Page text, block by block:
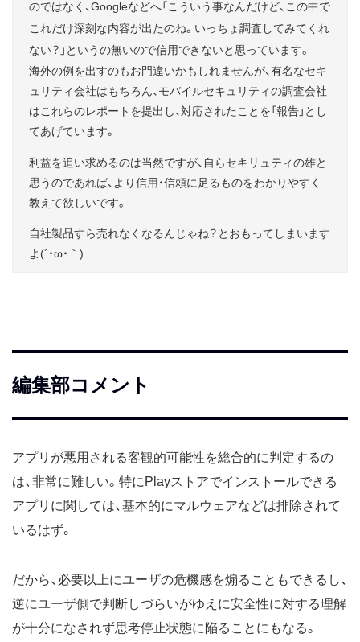
のではなく、Googleなどへ「こういう事なんだけど、この中で
これだけ深刻な内容が出たのね。いっちょ調査してみてくれ
ない？」というの無いので信用できないと思っています。
海外の例を出すのもお門違いかもしれませんが、有名なセキ
ュリティ会社はもちろん、モバイルセキュリティの調査会社
はこれらのレポートを提出し、対応されたことを「報告」とし
てあげています。
利益を追い求めるのは当然ですが、自らセキリュティの雄と
思うのであれば、より信用・信頼に足るものをわかりやすく
教えて欲しいです。
自社製品すら売れなくなるんじゃね？とおもってしまいます
よ(´・ω・｀)
編集部コメント
アプリが悪用される客観的可能性を総合的に判定するの
は、非常に難しい。特にPlayストアでインストールできる
アプリに関しては、基本的にマルウェアなどは排除されて
いるはず。
だから、必要以上にユーザの危機感を煽ることもできるし、
逆にユーザ側で判断しづらいがゆえに安全性に対する理解
が十分になされず思考停止状態に陥ることにもなる。